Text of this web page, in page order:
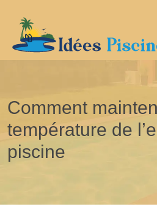
Comment
température de
piscine